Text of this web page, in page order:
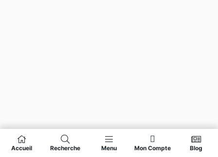
Accueil Recherche Menu Mon Compte Blog